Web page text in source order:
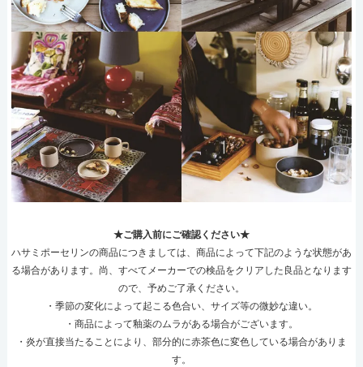
★ご購入前にご確認ください★
ハサミポーセリンの商品につきましては、商品によって下記のような状態があ
る場合があります。尚、すべてメーカーでの検品をクリアした良品となります
ので、予めご了承ください。
・季節の変化によって起こる色合い、サイズ等の微妙な違い。
・商品によって釉薬のムラがある場合がございます。
・炎が直接当たることにより、部分的に赤茶色に変色している場合がありま
す。